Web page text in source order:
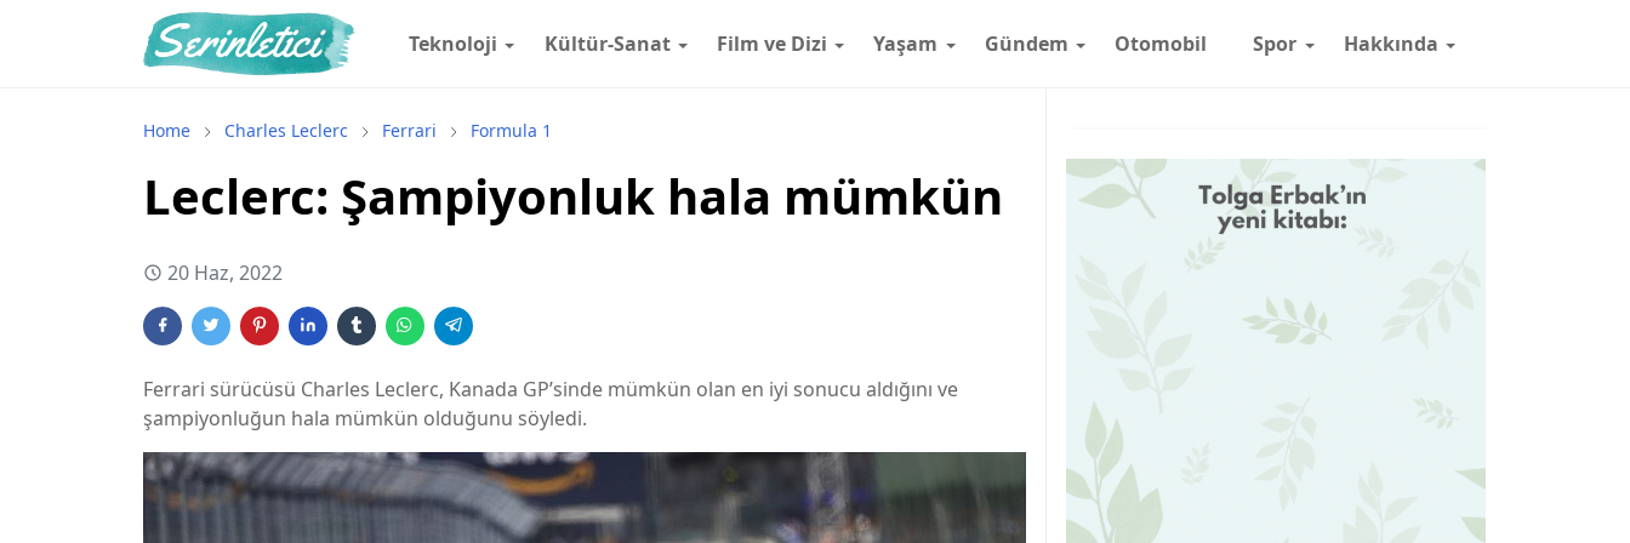
Teknoloji Kültür-Sanat Film ve Dizi Yaşam Gündem Otomobil Spor Hakkında
Home Charles Leclerc Ferrari Formula 1
Leclerc: Şampiyonluk hala mümkün
20 Haz, 2022
Ferrari sürücüsü Charles Leclerc, Kanada GP’sinde mümkün olan en iyi sonucu aldığını ve
şampiyonluğun hala mümkün olduğunu söyledi.